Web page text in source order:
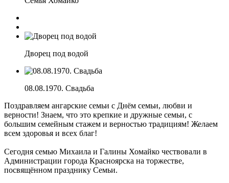
Дворец под водой
08.08.1970. Свадьба
Поздравляем ангарские семьи с Днём семьи, любви и
верности! Знаем, что это крепкие и дружные семьи, с
большим семейным стажем и верностью традициям! Желаем
всем здоровья и всех благ!
Сегодня семью Михаила и Галины Хомайко чествовали в
Администрации города Красноярска на торжестве,
посвящённом празднику Семьи.